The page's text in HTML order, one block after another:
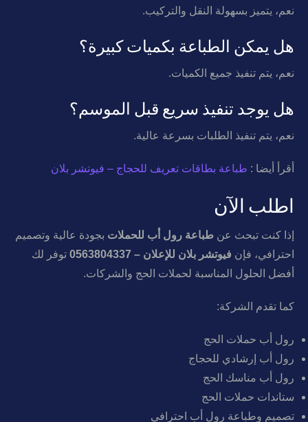
نعم، يتميز بسهولة النقل والتركيب.
هل يمكن الطباعة بكميات كبيرة؟
نعم، يتم تنفيذ جميع الكميات.
هل يوجد تنفيذ سريع قبل الموسم؟
نعم، يتم تنفيذ الطلبات بسرعة عالية.
أقرأ أيضا : طباعة بطاقات تعريف للحجاج – فيوتشر بلان
اطلب الآن
إذا كنت تبحث عن طباعة رول أب للحملات بجودة عالية وتصميم
احترافي، فإن فيوتشر بلان للإعلان – 0563804337
توفر لك
أفضل الحلول المناسبة لحملات الحج والشركات.
كما تقدم الشركة:
رول أب حملات الحج
رول أب إرشادي للحجاج
رول أب مناسك الحج
ستاندات حملات الحج
تصميم وطباعة رول أب احترافي